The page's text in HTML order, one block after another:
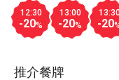
12:30
-20%
13:00
-20%
13:30
-20
推介餐牌